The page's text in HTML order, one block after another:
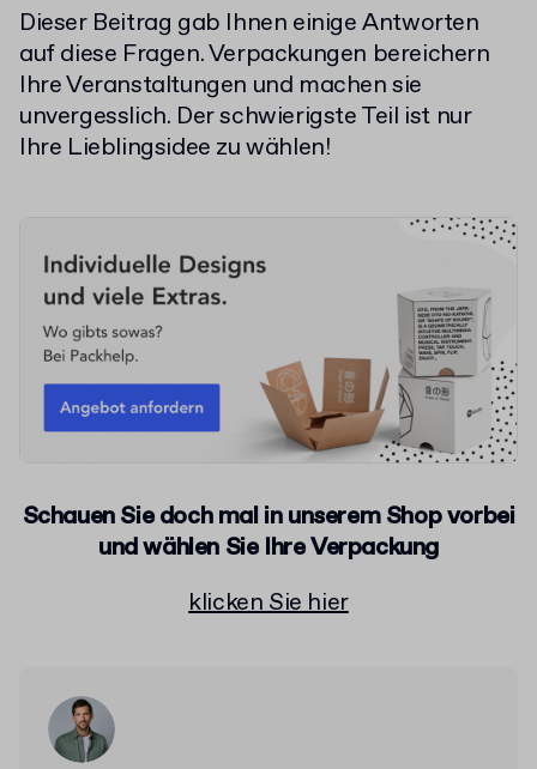
Dieser Beitrag gab Ihnen einige Antworten
auf diese Fragen. Verpackungen bereichern
Ihre Veranstaltungen und machen sie
unvergesslich. Der schwierigste Teil ist nur
Ihre Lieblingsidee zu wählen!
Schauen Sie doch mal in unserem Shop vorbei
und wählen Sie Ihre Verpackung
klicken Sie hier